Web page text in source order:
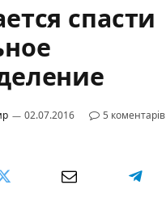
спасти
02.07.2016
5 коментарів